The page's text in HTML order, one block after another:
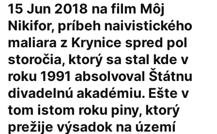
15 Jun 2018 na film Môj
Nikifor, príbeh naivistického
maliara z Krynice spred pol
storočia, ktorý sa stal kde v
roku 1991 absolvoval Štátnu
divadelnú akadémiu. Ešte v
tom istom roku piny, ktorý
prežije výsadok na území